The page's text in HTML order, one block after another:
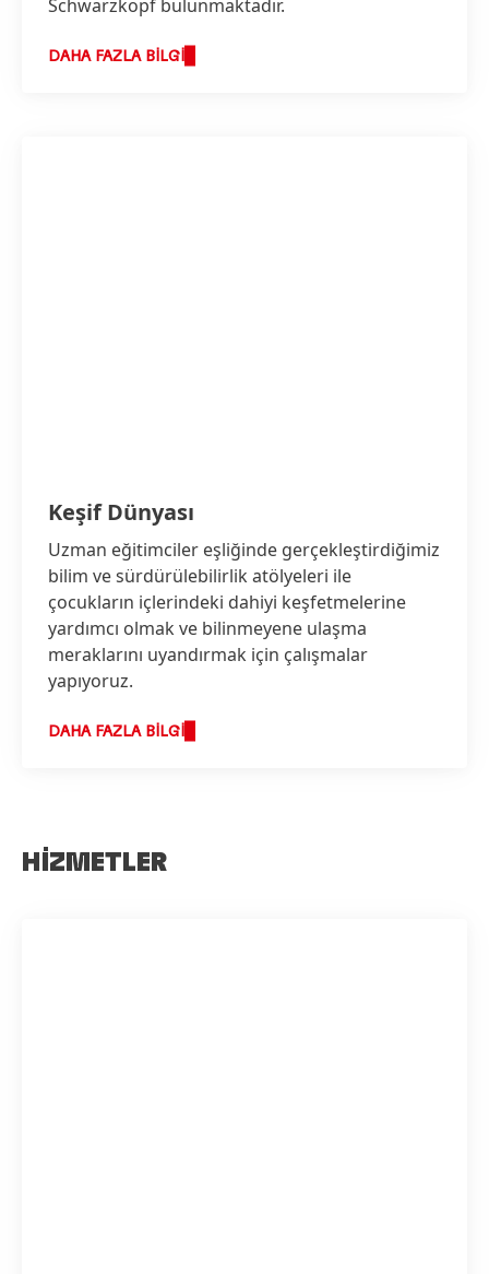
Schwarzkopf bulunmaktadır.
DAHA FAZLA BILGI
Keşif Dünyası
Uzman eğitimciler eşliğinde gerçekleştirdiğimiz
bilim ve sürdürülebilirlik atölyeleri ile
çocukların içlerindeki dahiyi keşfetmelerine
yardımcı olmak ve bilinmeyene ulaşma
meraklarını uyandırmak için çalışmalar
yapıyoruz.
DAHA FAZLA BILGI
HIZMETLER